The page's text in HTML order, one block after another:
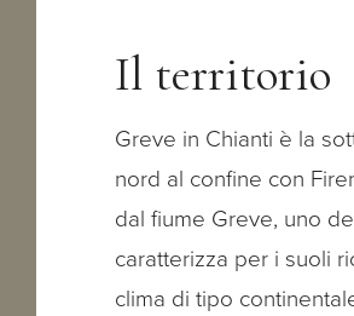
Il territorio
Greve in Chianti è la
nord al confine con
dal fiume Greve, uno
caratterizza per i suoli
clima di tipo